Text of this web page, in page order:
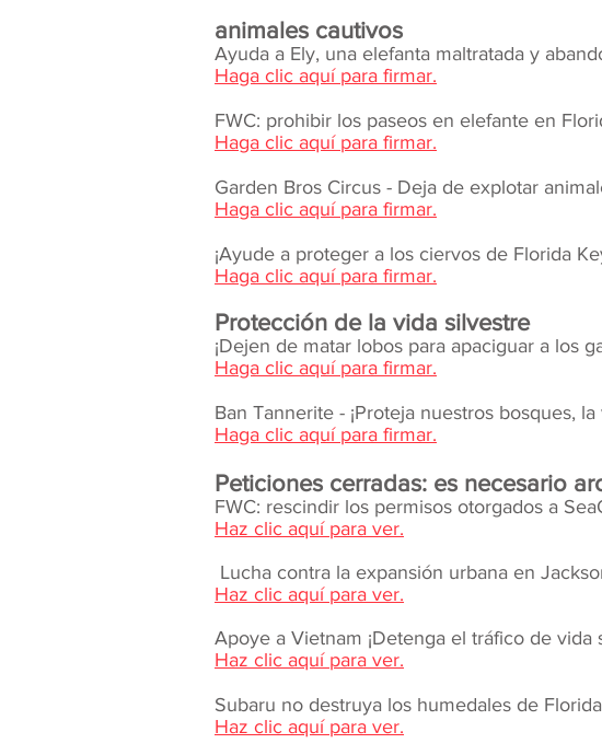
animales cautivos
Ayuda a Ely, una elefanta maltratada y
Haga clic aquí para firmar.
FWC: prohibir los paseos en elefante en
Haga clic aquí para firmar.
Garden Bros Circus - Deja de explotar
Haga clic aquí para firmar.
¡Ayude a proteger a los ciervos de Florida
Haga clic aquí para firmar.
Protección de la vida silvestre
¡Dejen de matar lobos para apaciguar a los
Haga clic aquí para firmar.
Ban Tannerite - ¡Proteja nuestros bosques,
Haga clic aquí para firmar.
Peticiones cerradas: es necesario
FWC: rescindir los permisos otorgados a
Haz clic aquí para ver.
Lucha contra la expansión urbana en
Haz clic aquí para ver.
Apoye a Vietnam ¡Detenga el tráfico de vida
Haz clic aquí para ver.
Subaru no destruya los humedales de
Haz clic aquí para ver.